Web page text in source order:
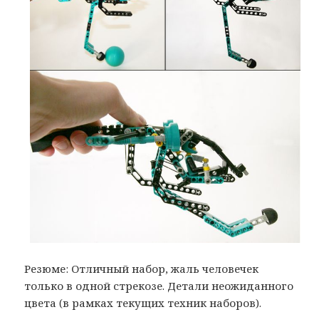
Резюме: Отличный набор, жаль человечек
только в одной стрекозе. Детали неожиданного
цвета (в рамках текущих техник наборов).